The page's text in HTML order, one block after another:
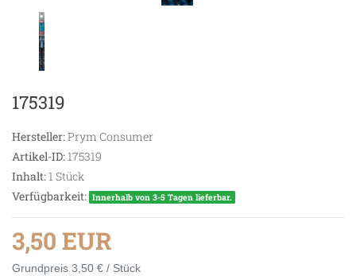
175319
Hersteller:Prym Consumer
Artikel-ID:175319
Inhalt:1 Stück
Verfügbarkeit: Innerhalb von 3-5 Tagen lieferbar.
3,50 EUR
Grundpreis 3,50 € / Stück